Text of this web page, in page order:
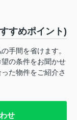
すめポイント)
手間を省けます。
の条件をお聞かせ
た物件をご紹介さ
せ